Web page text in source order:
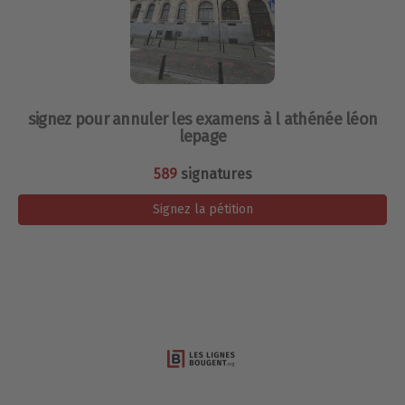
signez pour annuler les examens à l athénée léon
lepage
589signatures
Signez la pétition